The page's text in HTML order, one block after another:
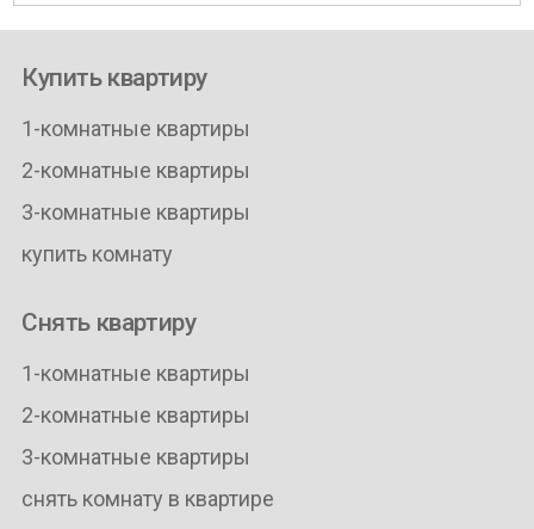
Купить квартиру
1-комнатные квартиры
2-комнатные квартиры
3-комнатные квартиры
купить комнату
Снять квартиру
1-комнатные квартиры
2-комнатные квартиры
3-комнатные квартиры
снять комнату в квартире